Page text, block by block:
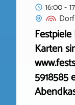
16:00 -
Karten
5918585